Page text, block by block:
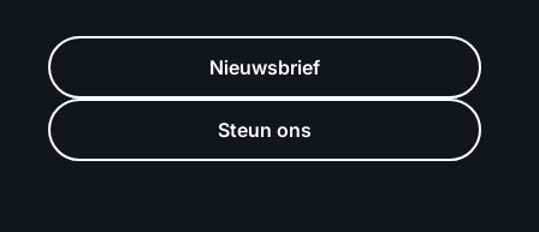
Nieuwsbrief
Steun ons